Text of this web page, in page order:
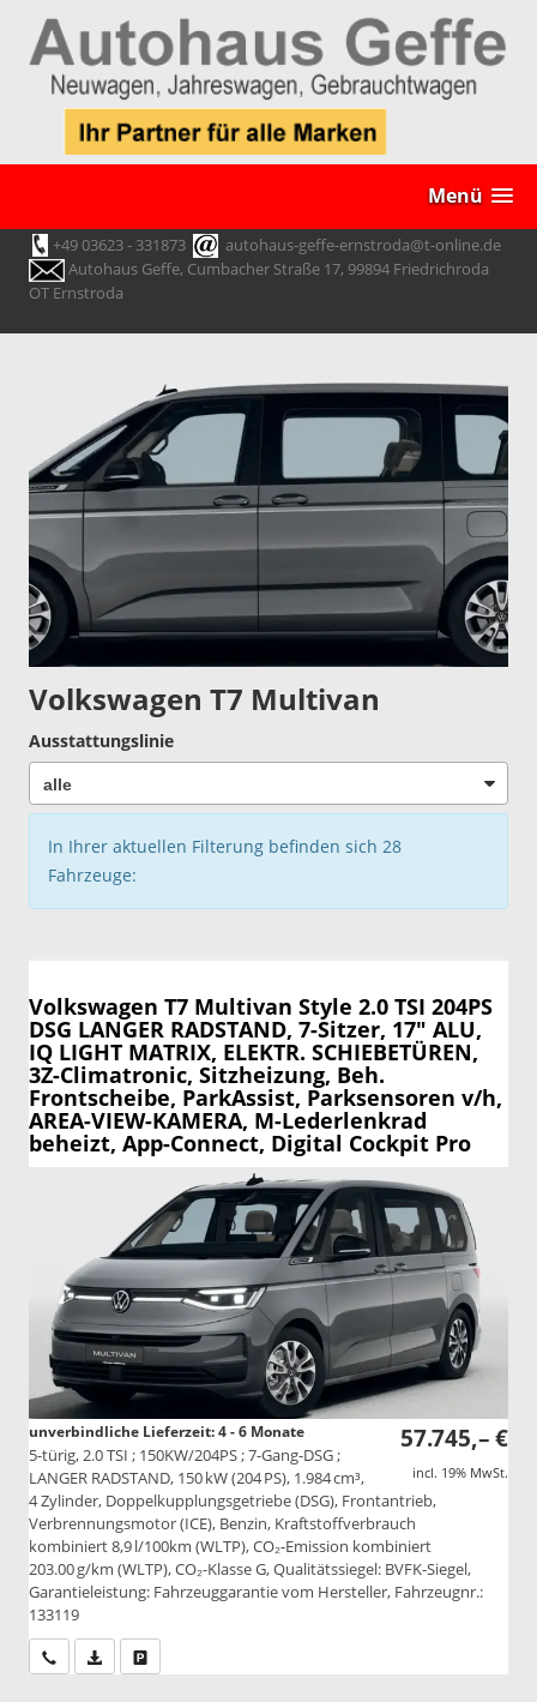
Menü
+49 03623 - 331873
autohaus-geffe-ernstroda@t-online.de
Autohaus Geffe, Cumbacher Straße 17, 99894 Friedrichroda
OT Ernstroda
Volkswagen T7 Multivan
Ausstattungslinie
In Ihrer aktuellen Filterung befinden sich 28
Fahrzeuge:
Volkswagen T7 Multivan Style 2.0 TSI 204PS
DSG LANGER RADSTAND, 7-Sitzer, 17" ALU,
IQ LIGHT MATRIX, ELEKTR. SCHIEBETÜREN,
3Z-Climatronic, Sitzheizung, Beh.
Frontscheibe, ParkAssist, Parksensoren v/h,
AREA-VIEW-KAMERA, M-Lederlenkrad
beheizt, App-Connect, Digital Cockpit Pro
57.745,– €
incl. 19% MwSt.
unverbindliche Lieferzeit: 4 - 6 Monate
5-türig, 2.0 TSI ; 150KW/204PS ; 7-Gang-DSG ;
LANGER RADSTAND, 150 kW (204 PS), 1.984 cm³,
4 Zylinder, Doppelkupplungsgetriebe (DSG), Frontantrieb,
Verbrennungsmotor (ICE), Benzin, Kraftstoffverbrauch
kombiniert 8,9 l/100km (WLTP), CO₂-Emission kombiniert
203.00 g/km (WLTP), CO₂-Klasse G, Qualitätssiegel: BVFK-Siegel,
Garantieleistung: Fahrzeuggarantie vom Hersteller, Fahrzeugnr.:
133119
Wir rufen Sie anPDF-Datei, Fahrzeugexposé drucken